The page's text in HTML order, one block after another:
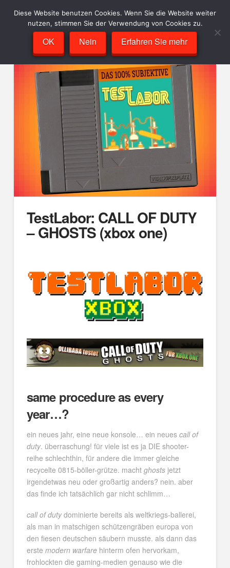
TestLabor: CALL OF DUTY
– GHOSTS (xbox one)
same procedure as every
year…?
ein neues jahr, eine neue konsole… ein neues call of
duty. überraschung! für viele ist es ja DIE shooter-
reihe schlechthin, für andere die immer gleiche
recycelte 0815-böller-grütze. macht ghostsjetzt
irgendetwas neu oder großartig anders? nein. aber
das finde ich tatsächlich gar nicht schlimm…
call of dutydominierte bereits als weltkriegs-ballerei,
als man in matschigen schützengräben europa von
den fiesen deutschen säubern musste. als dann das
erste modern warfarehinterm ofen hervorkam,
frohlockten die gaming-medien genauso wie die
Diese Website benutzen Cookies. Wenn Sie die Website weiter
nutzen, stimmen Sie der Verwendung von Cookies zu.
OK Nein Erfahren Sie mehr